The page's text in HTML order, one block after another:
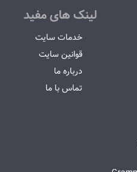
لینک های مفید
خدمات سایت
قوانین سایت
درباره ما
تماس با ما